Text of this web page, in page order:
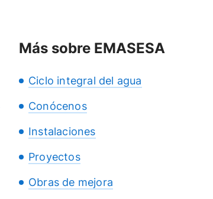
Más sobre EMASESA
Ciclo integral del agua
Conócenos
Instalaciones
Proyectos
Obras de mejora